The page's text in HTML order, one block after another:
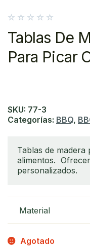
☆ ☆ ☆ ☆ ☆
Tablas De
Para Picar
SKU: 77-3
Categorías: BBQ,
Tablas de
alimentos.
personalizados.
Material
Agotado